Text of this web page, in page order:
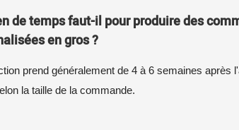
de temps faut-il pour produire des
en gros ?
prend généralement de 4 à 6 semaines après
la taille de la commande.